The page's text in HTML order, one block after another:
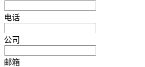
电话
公司
邮箱